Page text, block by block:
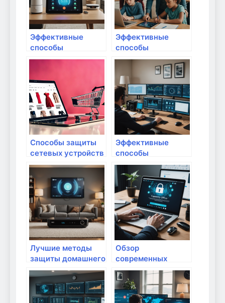
Эффективные
способы
минимизации
подключении
новых устройств к
домашней сети
Эффективные
способы
предотвращения
распространения
вредоносных
программ на
домашних
устройствах
Способы защиты
сетевых устройств
и какое
оборудование
выбрать
Эффективные
способы
обнаружения и
удаления
вредоносных
программ в
домашней сети
Лучшие методы
защиты домашнего
Wi-Fi от
несанкционированного
доступа: как
обеспечить
Обзор
современных
средств защиты
для домашних
сетей: как
обеспечить